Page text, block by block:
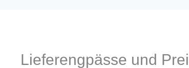
Lieferengpässe und